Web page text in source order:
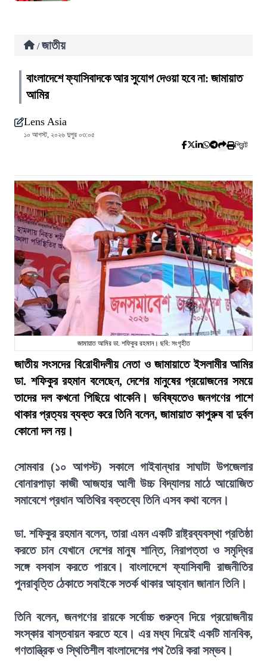
/ জাতীয়
বাংলাদেশে ফ্যাসিবাদকে আর সুযোগ দেওয়া হবে না: জামায়াত
আমির
Lens Asia
১০ আগস্ট, ২০২৬ দুপুর ০৩:০৫
প্রিন্ট
জামায়াত আমির ডা. শফিকুর রহমান। ছবি: সংগৃহীত
জাতীয় সংসদের বিরোধীদলীয় নেতা ও জামায়াতে ইসলামীর আমির
ডা. শফিকুর রহমান বলেছেন, দেশের মানুষের প্রয়োজনের সময়ে
তাদের দল কখনো পিছিয়ে থাকেনি। ভবিষ্যতেও জনগণের পাশে
থাকার প্রত্যয় ব্যক্ত করে তিনি বলেন, জামায়াত কাপুরুষ বা দুর্বল
কোনো দল নয়।
সোমবার (১০ আগস্ট) সকালে গাইবান্ধার সাঘাটা উপজেলার
বোনারপাড়া কাজী আজহার আলী উচ্চ বিদ্যালয় মাঠে আয়োজিত
সমাবেশে প্রধান অতিথির বক্তব্যে তিনি এসব কথা বলেন।
ডা. শফিকুর রহমান বলেন, তারা এমন একটি রাষ্ট্রব্যবস্থা প্রতিষ্ঠা
করতে চান যেখানে দেশের মানুষ শান্তি, নিরাপত্তা ও সমৃদ্ধির
সঙ্গে বসবাস করতে পারবে। বাংলাদেশে ফ্যাসিবাদী রাজনীতির
পুনরাবৃত্তি ঠেকাতে সবাইকে সতর্ক থাকার আহ্বান জানান তিনি।
তিনি বলেন, জনগণের রায়কে সর্বোচ্চ গুরুত্ব দিয়ে প্রয়োজনীয়
সংস্কার বাস্তবায়ন করতে হবে। এর মধ্য দিয়েই একটি মানবিক,
গণতান্ত্রিক ও স্থিতিশীল বাংলাদেশের পথ তৈরি করা সম্ভব।